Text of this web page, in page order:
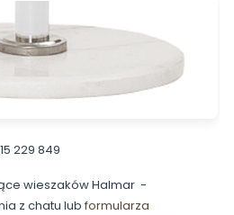
229 849
wieszaków Halmar -
z chatu lub formularza